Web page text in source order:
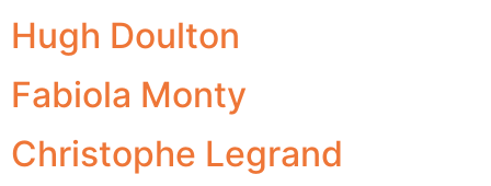
Hugh Doulton
Fabiola Monty
Christophe Legrand